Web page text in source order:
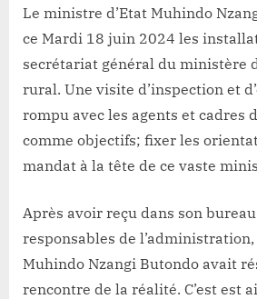
Lacloche
Le ministre d’Etat Muhindo
ce Mardi 18 juin 2024 les
secrétariat général du ministère
rural. Une visite d’inspection et
rompu avec les agents et cadres
comme objectifs; fixer les
mandat à la tête de ce vaste
Après avoir reçu dans son
responsables de
Muhindo Nzangi Butondo avait
rencontre de la réalité. C’est est